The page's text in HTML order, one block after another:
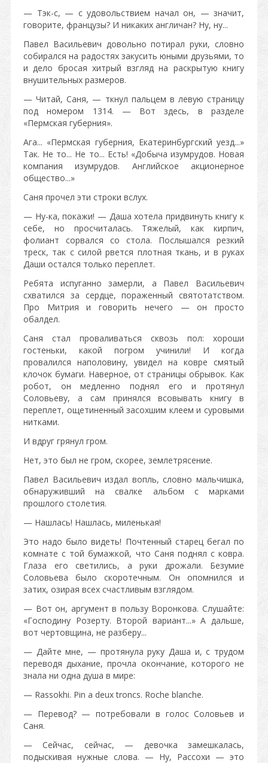
— Тэк-с, — с удовольствием начал он, — значит,
говорите, французы? И никаких англичан? Ну, ну...
Павел Васильевич довольно потирал руки, словно
собирался на радостях закусить юными друзьями, то
и дело бросая хитрый взгляд на раскрытую книгу
внушительных размеров.
— Читай, Саня, — ткнул пальцем в левую страницу
под номером 1314. — Вот здесь, в разделе
«Пермская губерния».
Ага... «Пермская губерния, Екатеринбургский уезд...»
Так. Не то... Не то... Есть! «Добыча изумрудов. Новая
компания изумрудов. Английское акционерное
общество...»
Саня прочел эти строки вслух.
— Ну-ка, покажи! — Даша хотела придвинуть книгу к
себе, но просчиталась. Тяжелый, как кирпич,
фолиант сорвался со стола. Послышался резкий
треск, так с силой рвется плотная ткань, и в руках
Даши остался только переплет.
Ребята испуганно замерли, а Павел Васильевич
схватился за сердце, пораженный святотатством.
Про Митрия и говорить нечего — он просто
обалдел.
Саня стал проваливаться сквозь пол: хороши
гостеньки, какой погром учинили! И когда
провалился наполовину, увидел на ковре смятый
клочок бумаги. Наверное, от страницы обрывок. Как
робот, он медленно поднял его и протянул
Соловьеву, а сам принялся всовывать книгу в
переплет, ощетиненный засохшим клеем и суровыми
нитками.
И вдруг грянул гром.
Нет, это был не гром, скорее, землетрясение.
Павел Васильевич издал вопль, словно мальчишка,
обнаруживший на свалке альбом с марками
прошлого столетия.
— Нашлась! Нашлась, миленькая!
Это надо было видеть! Почтенный старец бегал по
комнате с той бумажкой, что Саня поднял с ковра.
Глаза его светились, а руки дрожали. Безумие
Соловьева было скоротечным. Он опомнился и
затих, озирая всех счастливым взглядом.
— Вот он, аргумент в пользу Воронкова. Слушайте:
«Господину Розерту. Второй вариант...» А дальше,
вот чертовщина, не разберу...
— Дайте мне, — протянула руку Даша и, с трудом
переводя дыхание, прочла окончание, которого не
знала ни одна душа в мире:
— Rassokhi. Pin a deux troncs. Roche blanche.
— Перевод? — потребовали в голос Соловьев и
Саня.
— Сейчас, сейчас, — девочка замешкалась,
подыскивая нужные слова. — Ну, Рассохи — это